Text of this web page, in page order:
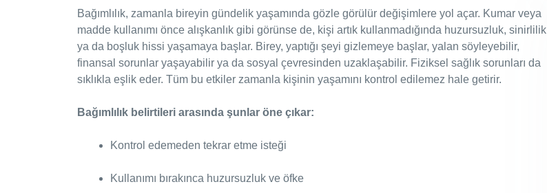
Bağımlılık, zamanla bireyin gündelik yaşamında gözle görülür değişimlere yol açar. Kumar veya
madde kullanımı önce alışkanlık gibi görünse de, kişi artık kullanmadığında huzursuzluk, sinirlilik
ya da boşluk hissi yaşamaya başlar. Birey, yaptığı şeyi gizlemeye başlar, yalan söyleyebilir,
finansal sorunlar yaşayabilir ya da sosyal çevresinden uzaklaşabilir. Fiziksel sağlık sorunları da
sıklıkla eşlik eder. Tüm bu etkiler zamanla kişinin yaşamını kontrol edilemez hale getirir.
Bağımlılık belirtileri arasında şunlar öne çıkar:
Kontrol edemeden tekrar etme isteği
Kullanımı bırakınca huzursuzluk ve öfke